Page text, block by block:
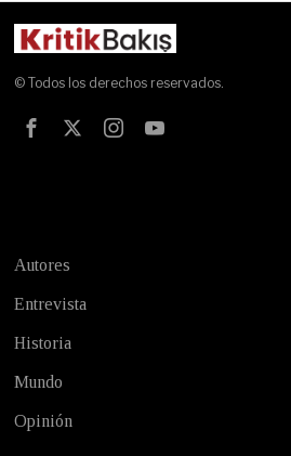
© Todos los derechos reservados.
Autores
Entrevista
Historia
Mundo
Opinión